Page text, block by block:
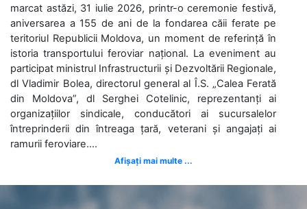
marcat astăzi, 31 iulie 2026, printr-o ceremonie festivă,
aniversarea a 155 de ani de la fondarea căii ferate pe
teritoriul Republicii Moldova, un moment de referință în
istoria transportului feroviar național. La eveniment au
participat ministrul Infrastructurii și Dezvoltării Regionale,
dl Vladimir Bolea, directorul general al Î.S. „Calea Ferată
din Moldova”, dl Serghei Cotelinic, reprezentanți ai
organizațiilor sindicale, conducători ai sucursalelor
întreprinderii din întreaga țară, veterani și angajați ai
ramurii feroviare....
Afișați mai multe ...